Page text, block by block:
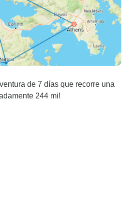
de 7 días que recorre una
244 mi!